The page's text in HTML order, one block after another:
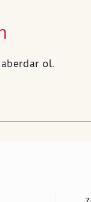
ol.